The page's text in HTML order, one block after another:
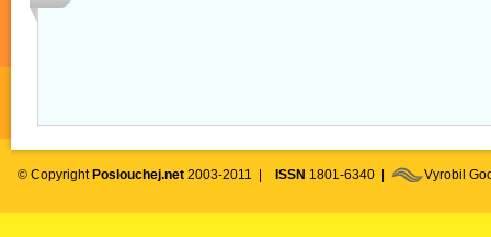
© Copyright Poslouchej.net 2003-2011 | ISSN 1801-6340 | Vyrobil